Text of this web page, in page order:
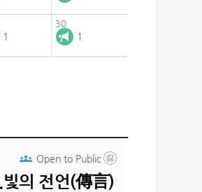
1
30
1
의 전언(傳言)
Open to Public